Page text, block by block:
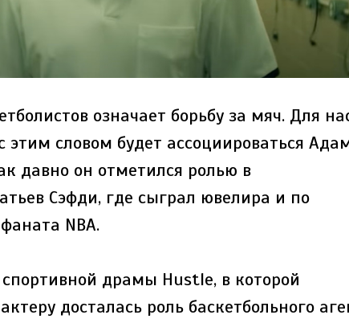
означает борьбу за мяч. Для
словом будет ассоциироваться
давно он отметился ролью в
Сэфди, где сыграл ювелира и по
NBA.
драмы Hustle, в которой
досталась роль баскетбольного